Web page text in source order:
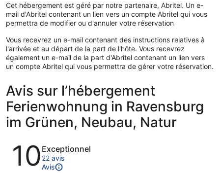
Cet hébergement est géré par notre partenaire, Abritel. Un e-
mail d'Abritel contenant un lien vers un compte Abritel qui vous
permettra de modifier ou d'annuler votre réservation
Vous recevrez un e-mail contenant des instructions relatives à
l'arrivée et au départ de la part de l'hôte. Vous recevrez
également un e-mail de la part d'Abritel contenant un lien vers
un compte Abritel qui vous permettra de gérer votre réservation.
Avis sur l’hébergement
Ferienwohnung in Ravensburg
im Grünen, Neubau, Natur
Avis
10 Exceptionnel
22 avis
Avis